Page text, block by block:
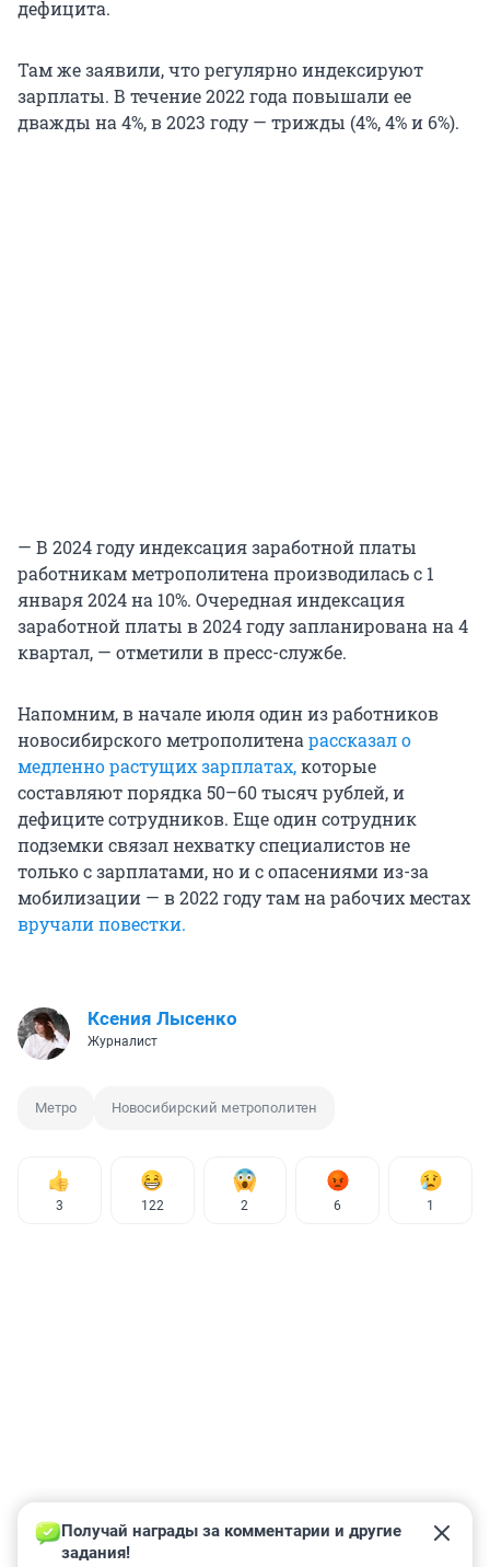
дефицита.
Там же заявили, что регулярно индексируют
зарплаты. В течение 2022 года повышали ее
дважды на 4%, в 2023 году — трижды (4%, 4% и 6%).
— В 2024 году индексация заработной платы
работникам метрополитена производилась с 1
января 2024 на 10%. Очередная индексация
заработной платы в 2024 году запланирована на 4
квартал, — отметили в пресс-службе.
Напомним, в начале июля один из работников
новосибирского метрополитенарассказал о
медленно растущих зарплатах,которые
составляют порядка 50–60 тысяч рублей, и
дефиците сотрудников. Еще один сотрудник
подземки связал нехватку специалистов не
только с зарплатами, но и с опасениями из-за
мобилизации — в 2022 году там на рабочих местах
вручали повестки.
Ксения Лысенко
Журналист
Метро Новосибирский метрополитен
3 122 2 6 1
Получай награды за комментарии и другие
задания!